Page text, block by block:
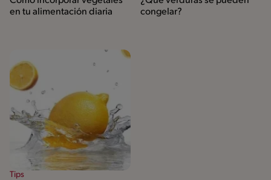
en tu alimentación diaria
congelar?
Tips